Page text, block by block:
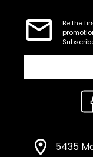
Be the
5435